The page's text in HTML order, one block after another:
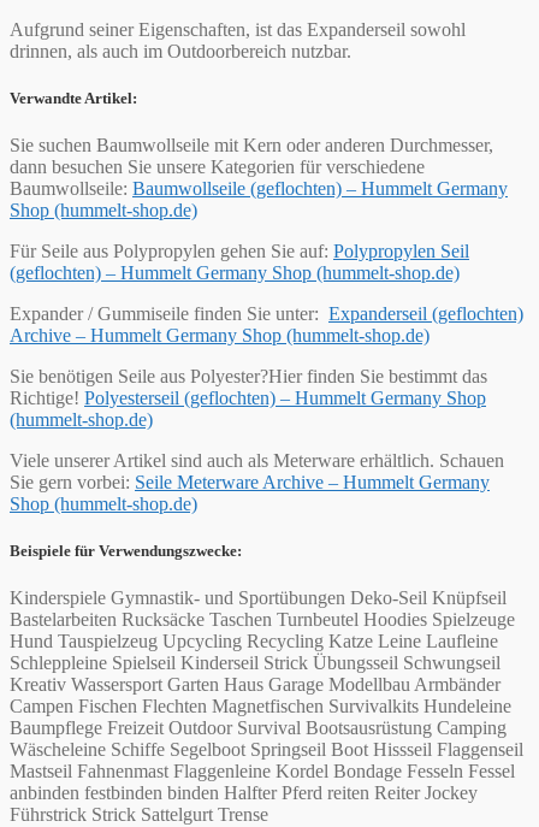
Aufgrund seiner Eigenschaften, ist das Expanderseil sowohl
drinnen, als auch im Outdoorbereich nutzbar.
Verwandte Artikel:
Sie suchen Baumwollseile mit Kern oder anderen Durchmesser,
dann besuchen Sie unsere Kategorien für verschiedene
Baumwollseile: Baumwollseile (geflochten) – Hummelt Germany
Shop (hummelt-shop.de)
Für Seile aus Polypropylen gehen Sie auf: Polypropylen Seil
(geflochten) – Hummelt Germany Shop (hummelt-shop.de)
Expander / Gummiseile finden Sie unter: Expanderseil (geflochten)
Archive – Hummelt Germany Shop (hummelt-shop.de)
Sie benötigen Seile aus Polyester?Hier finden Sie bestimmt das
Richtige! Polyesterseil (geflochten) – Hummelt Germany Shop
(hummelt-shop.de)
Viele unserer Artikel sind auch als Meterware erhältlich. Schauen
Sie gern vorbei: Seile Meterware Archive – Hummelt Germany
Shop (hummelt-shop.de)
Beispiele für Verwendungszwecke:
Kinderspiele Gymnastik- und Sportübungen Deko-Seil Knüpfseil
Bastelarbeiten Rucksäcke Taschen Turnbeutel Hoodies Spielzeuge
Hund Tauspielzeug Upcycling Recycling Katze Leine Laufleine
Schleppleine Spielseil Kinderseil Strick Übungsseil Schwungseil
Kreativ Wassersport Garten Haus Garage Modellbau Armbänder
Campen Fischen Flechten Magnetfischen Survivalkits Hundeleine
Baumpflege Freizeit Outdoor Survival Bootsausrüstung Camping
Wäscheleine Schiffe Segelboot Springseil Boot Hissseil Flaggenseil
Mastseil Fahnenmast Flaggenleine Kordel Bondage Fesseln Fessel
anbinden festbinden binden Halfter Pferd reiten Reiter Jockey
Führstrick Strick Sattelgurt Trense